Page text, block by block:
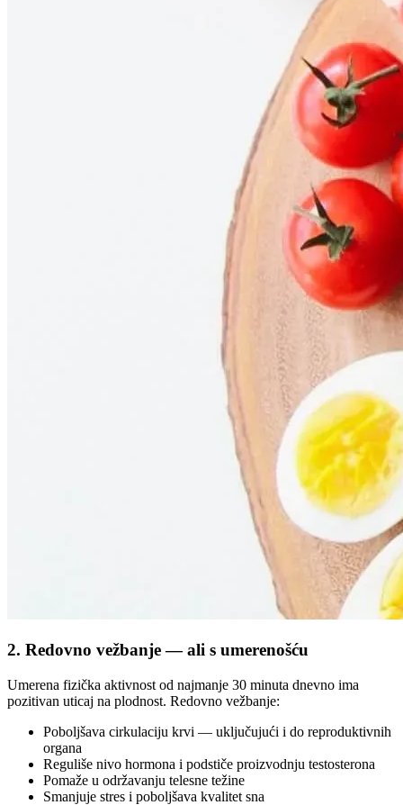
2. Redovno vežbanje — ali s umerenošću
Umerena fizička aktivnost od najmanje 30 minuta dnevno ima
pozitivan uticaj na plodnost. Redovno vežbanje:
Poboljšava cirkulaciju krvi — uključujući i do reproduktivnih
organa
Reguliše nivo hormona i podstiče proizvodnju testosterona
Pomaže u održavanju telesne težine
Smanjuje stres i poboljšava kvalitet sna